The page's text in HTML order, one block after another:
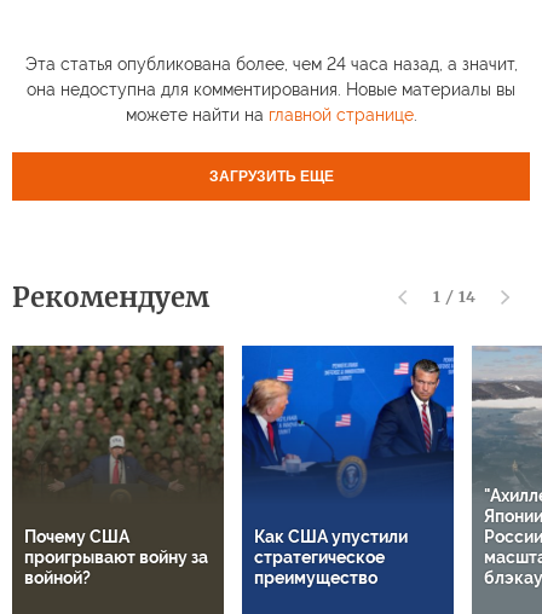
Эта статья опубликована более, чем 24 часа назад, а значит,
она недоступна для комментирования. Новые материалы вы
можете найти на главной странице.
ЗАГРУЗИТЬ ЕЩЕ
Рекомендуем 1 / 14
Почему США
проигрывают войну за
войной?
Как США упустили
стратегическое
преимущество